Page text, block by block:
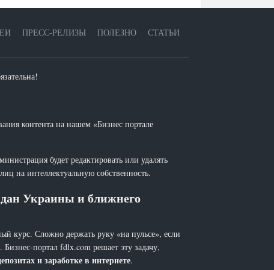
ПРЕСС-РЕЛИЗЫ ПОЛЕЗНО СТАТЬИ
контента на нашем «Бизнес портале
будет редактировать или удалять
на интеллектуальную собственность.
Украины и ближнего
курс. Сложно держать руку «на пульсе», если
. Бизнес-портал fdlx.com решает эту задачу,
и заработке в интернете.